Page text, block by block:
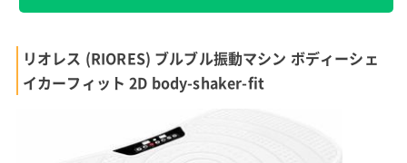
リオレス (RIORES) ブルブル振動マシン ボディーシェ
イカーフィット 2D body-shaker-fit